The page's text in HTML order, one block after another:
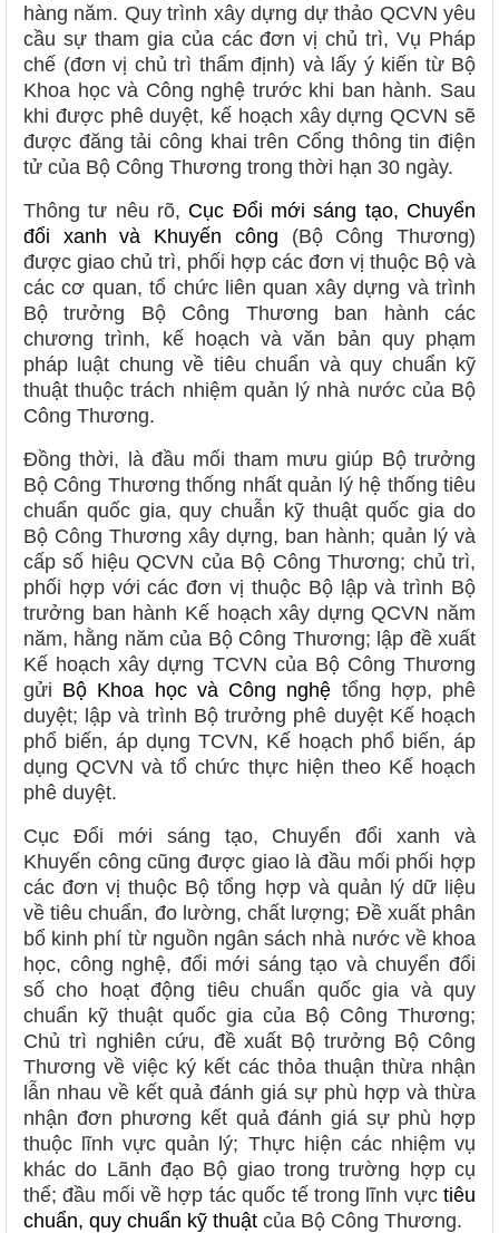
hàng năm. Quy trình xây dựng dự thảo QCVN yêu
cầu sự tham gia của các đơn vị chủ trì, Vụ Pháp
chế (đơn vị chủ trì thẩm định) và lấy ý kiến từ Bộ
Khoa học và Công nghệ trước khi ban hành. Sau
khi được phê duyệt, kế hoạch xây dựng QCVN sẽ
được đăng tải công khai trên Cổng thông tin điện
tử của Bộ Công Thương trong thời hạn 30 ngày.
Thông tư nêu rõ, Cục Đổi mới sáng tạo, Chuyển
đổi xanh và Khuyến công (Bộ Công Thương)
được giao chủ trì, phối hợp các đơn vị thuộc Bộ và
các cơ quan, tổ chức liên quan xây dựng và trình
Bộ trưởng Bộ Công Thương ban hành các
chương trình, kế hoạch và văn bản quy phạm
pháp luật chung về tiêu chuẩn và quy chuẩn kỹ
thuật thuộc trách nhiệm quản lý nhà nước của Bộ
Công Thương.
Đồng thời, là đầu mối tham mưu giúp Bộ trưởng
Bộ Công Thương thống nhất quản lý hệ thống tiêu
chuẩn quốc gia, quy chuẫn kỹ thuật quốc gia do
Bộ Công Thương xây dựng, ban hành; quản lý và
cấp số hiệu QCVN của Bộ Công Thương; chủ trì,
phối hợp với các đơn vị thuộc Bộ lập và trình Bộ
trưởng ban hành Kế hoạch xây dựng QCVN năm
năm, hằng năm của Bộ Công Thương; lập đề xuất
Kế hoạch xây dựng TCVN của Bộ Công Thương
gửi Bộ Khoa học và Công nghệ tổng hợp, phê
duyệt; lập và trình Bộ trưởng phê duyệt Kế hoạch
phổ biến, áp dụng TCVN, Kế hoạch phổ biến, áp
dụng QCVN và tổ chức thực hiện theo Kế hoạch
phê duyệt.
Cục Đổi mới sáng tạo, Chuyển đổi xanh và
Khuyến công cũng được giao là đầu mối phối hợp
các đơn vị thuộc Bộ tổng hợp và quản lý dữ liệu
về tiêu chuẩn, đo lường, chất lượng; Đề xuất phân
bổ kinh phí từ nguồn ngân sách nhà nước về khoa
học, công nghệ, đổi mới sáng tạo và chuyển đổi
số cho hoạt động tiêu chuẩn quốc gia và quy
chuẩn kỹ thuật quốc gia của Bộ Công Thương;
Chủ trì nghiên cứu, đề xuất Bộ trưởng Bộ Công
Thương về việc ký kết các thỏa thuận thừa nhận
lẫn nhau về kết quả đánh giá sự phù hợp và thừa
nhận đơn phương kết quả đánh giá sự phù hợp
thuộc lĩnh vực quản lý; Thực hiện các nhiệm vụ
khác do Lãnh đạo Bộ giao trong trường hợp cụ
thể; đầu mối về hợp tác quốc tế trong lĩnh vực tiêu
chuẩn, quy chuẩn kỹ thuật của Bộ Công Thương.